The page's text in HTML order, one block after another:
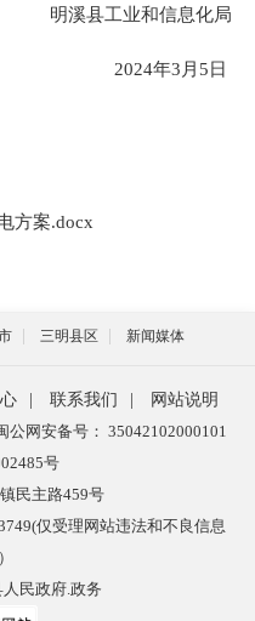
明溪县工业和信息化局
2024年3月5日
方案.docx
三明县区 新闻媒体
联系我们
网站说明
公网安备号： 35042102000101
号
民主路459号
仅受理网站违法和不良信息
民政府.政务